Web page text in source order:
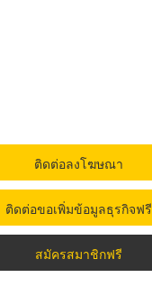
ติดต่อลงโฆษณา
ติดต่อขอเพิ่มข้อมูลธุรกิจฟรี
สมัครสมาชิกฟรี